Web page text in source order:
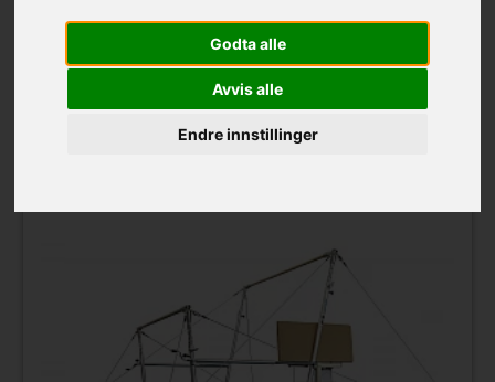
Godta alle
Avvis alle
Endre innstillinger
Langhøj KFUM Gymnastik